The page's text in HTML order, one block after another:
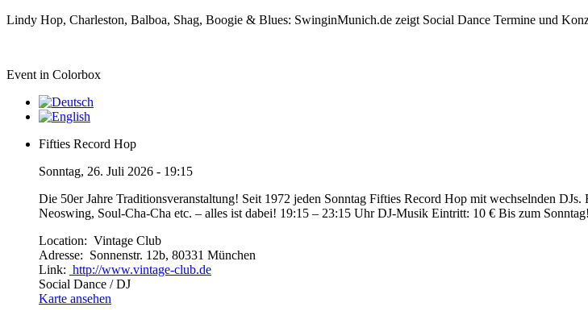
Lindy Hop, Charleston, Balboa, Shag, Boogie & Blues: SwinginMunich.de zeigt Social Dance Termine und
Event in Colorbox
Fifties Record Hop
Sonntag, 26. Juli 2026 - 19:15
Die 50er Jahre Traditionsveranstaltung! Seit 1972 jeden Sonntag Fifties Record Hop mit wechselnden
Neoswing, Soul-Cha-Cha etc. – alles ist dabei! 19:15 – 23:15 Uhr DJ-Musik Eintritt: 10 € Bis zum
Location: Vintage Club
Adresse: Sonnenstr. 12b, 80331 München
Link: http://www.vintage-club.de
Social Dance / DJ
Karte ansehen